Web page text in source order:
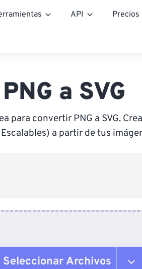
API Precios
PNG a SVG
para convertir PNG a SVG.
a partir de tus
Seleccionar Archivos